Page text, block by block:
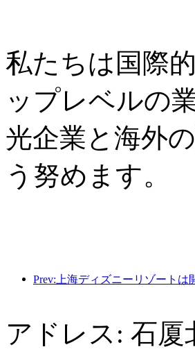
私たちは国際
ップレベルの
光企業と海外
う努めます。
アドレス: 石厦